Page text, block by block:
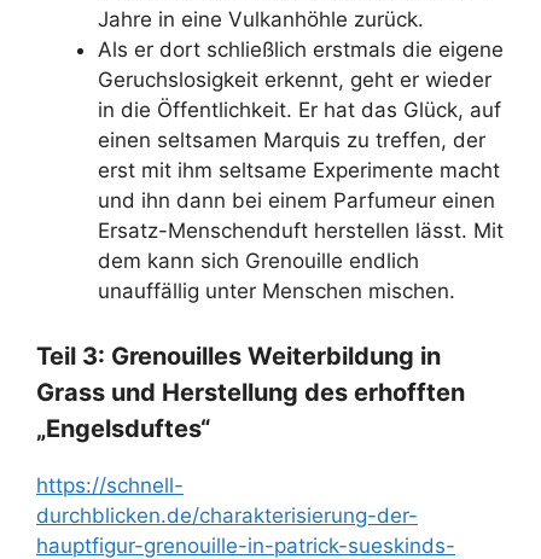
Jahre in eine Vulkanhöhle zurück.
Als er dort schließlich erstmals die eigene
Geruchslosigkeit erkennt, geht er wieder
in die Öffentlichkeit. Er hat das Glück, auf
einen seltsamen Marquis zu treffen, der
erst mit ihm seltsame Experimente macht
und ihn dann bei einem Parfumeur einen
Ersatz-Menschenduft herstellen lässt. Mit
dem kann sich Grenouille endlich
unauffällig unter Menschen mischen.
Teil 3: Grenouilles Weiterbildung in
Grass und Herstellung des erhofften
„Engelsduftes“
https://schnell-
durchblicken.de/charakterisierung-der-
hauptfigur-grenouille-in-patrick-sueskinds-